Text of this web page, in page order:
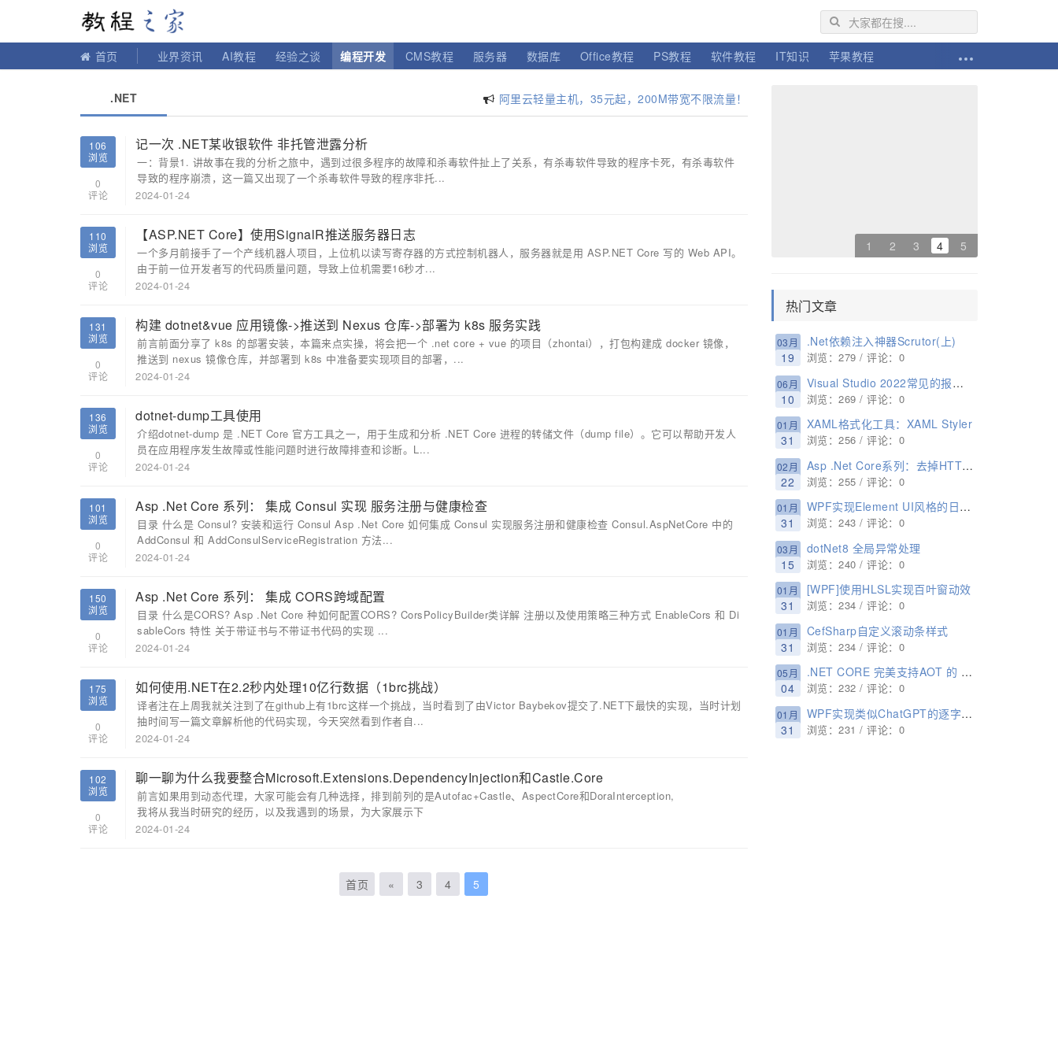
首页 业界资讯 AI教程 经验之谈 编程开发 CMS教程 服务器 数据库 Office教程 PS教程 软件教程 IT知识 苹果教程
.NET
阿里云轻量主机，35元起，200M带宽不限流量！
服务器用宝塔，傻瓜式管理，方便快捷！
106
浏览
0
评论
记一次 .NET某收银软件 非托管泄露分析
一：背景1. 讲故事在我的分析之旅中，遇到过很多程序的故障和杀毒软件扯上了关系，有杀毒软件导致的程序卡死，有杀毒软件
导致的程序崩溃，这一篇又出现了一个杀毒软件导致的程序非托...
2024-01-24
110
浏览
0
评论
【ASP.NET Core】使用SignalR推送服务器日志
一个多月前接手了一个产线机器人项目，上位机以读写寄存器的方式控制机器人，服务器就是用 ASP.NET Core 写的 Web API。
由于前一位开发者写的代码质量问题，导致上位机需要16秒才...
2024-01-24
131
浏览
0
评论
构建 dotnet&vue 应用镜像->推送到 Nexus 仓库->部署为 k8s 服务实践
前言前面分享了 k8s 的部署安装，本篇来点实操，将会把一个 .net core + vue 的项目（zhontai），打包构建成 docker 镜像，
推送到 nexus 镜像仓库，并部署到 k8s 中准备要实现项目的部署，...
2024-01-24
136
浏览
0
评论
dotnet-dump工具使用
介绍dotnet-dump 是 .NET Core 官方工具之一，用于生成和分析 .NET Core 进程的转储文件（dump file）。它可以帮助开发人
员在应用程序发生故障或性能问题时进行故障排查和诊断。L...
2024-01-24
101
浏览
0
评论
Asp .Net Core 系列： 集成 Consul 实现 服务注册与健康检查
目录 什么是 Consul? 安装和运行 Consul Asp .Net Core 如何集成 Consul 实现服务注册和健康检查 Consul.AspNetCore 中的
AddConsul 和 AddConsulServiceRegistration 方法...
2024-01-24
150
浏览
0
评论
Asp .Net Core 系列： 集成 CORS跨域配置
目录 什么是CORS? Asp .Net Core 种如何配置CORS? CorsPolicyBuilder类详解 注册以及使用策略三种方式 EnableCors 和 Di
sableCors 特性 关于带证书与不带证书代码的实现 ...
2024-01-24
175
浏览
0
评论
如何使用.NET在2.2秒内处理10亿行数据（1brc挑战）
译者注在上周我就关注到了在github上有1brc这样一个挑战，当时看到了由Victor Baybekov提交了.NET下最快的实现，当时计划
抽时间写一篇文章解析他的代码实现，今天突然看到作者自...
2024-01-24
102
浏览
0
评论
聊一聊为什么我要整合Microsoft.Extensions.DependencyInjection和Castle.Core
前言如果用到动态代理，大家可能会有几种选择，排到前列的是Autofac+Castle、AspectCore和DoraInterception,
我将从我当时研究的经历，以及我遇到的场景，为大家展示下
聊一聊我为...
2024-01-24
首页 « 3 4 5
1 2 3 4 5
热门文章
03月
19
.Net依赖注入神器Scrutor(上)
浏览：279 / 评论：0
06月
10
Visual Studio 2022常见的报错以及处理方案图文详解
浏览：269 / 评论：0
01月
31
XAML格式化工具：XAML Styler
浏览：256 / 评论：0
02月
22
Asp .Net Core系列：去掉HTTPS配置和SSL证书
浏览：255 / 评论：0
01月
31
WPF实现Element UI风格的日期时间选择器
浏览：243 / 评论：0
03月
15
dotNet8 全局异常处理
浏览：240 / 评论：0
01月
31
[WPF]使用HLSL实现百叶窗动效
浏览：234 / 评论：0
01月
31
CefSharp自定义滚动条样式
浏览：234 / 评论：0
05月
04
.NET CORE 完美支持AOT 的 ORM SqlSugar 教程
浏览：232 / 评论：0
01月
31
WPF实现类似ChatGPT的逐字打印效果
浏览：231 / 评论：0